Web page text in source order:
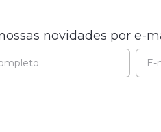
novidades por e-